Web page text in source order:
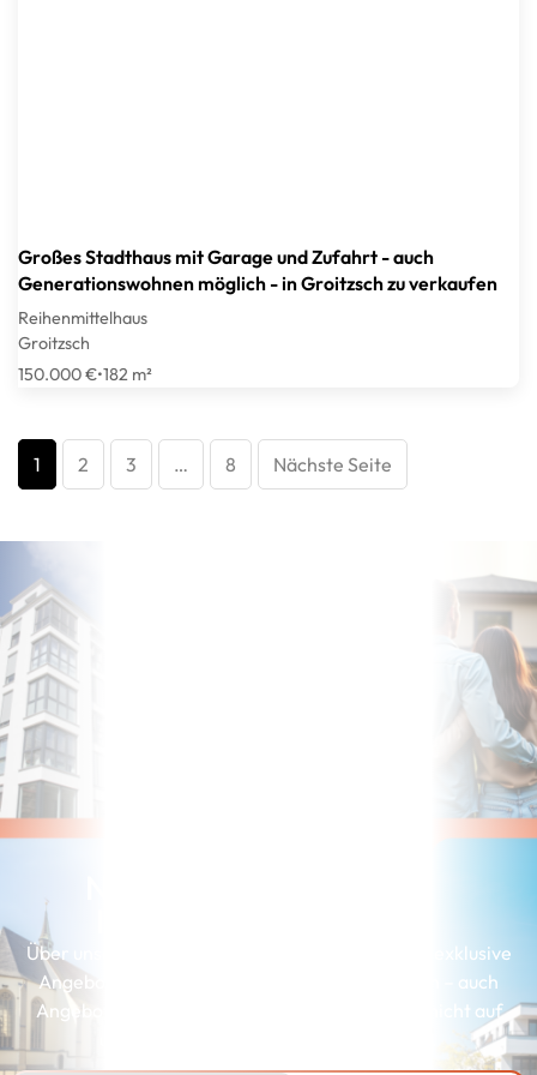
Großes Stadthaus mit Garage und Zufahrt - auch
Generationswohnen möglich - in Groitzsch zu verkaufen
Reihenmittelhaus
Groitzsch
150.000 €•182 m²
1 2 3 … 8 Nächste Seite
Über unserer Interessenkartei erhalten Kunden exklusive
Angebote, die genau zu ihren Wünschen passen – auch
Angebote, die wir aus Gründen der Diskretion nicht auf